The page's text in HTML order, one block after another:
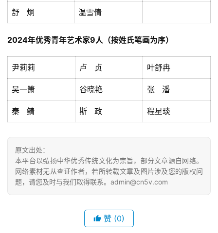
一
百
舒 炯 温雪倩
2024年优秀青年艺术家9人 （按姓氏笔画为序）
尹莉莉 卢 贞 叶舒冉
吴一箫 谷晓艳 张 潘
秦 鲭 斯 政 程星琰
原文出处：
本平台以弘扬中华优秀传统文化为宗旨，部分文章源自网络。
网络素材无从查证作者，若所转载文章及图片涉及您的版权问
题，请您及时与我们取得联系。admin@cn5v.com
赞 (0)